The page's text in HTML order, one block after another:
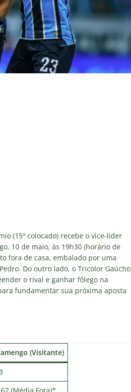
tricolor
COLUNAS
de ingressos vendidos para Fluminense x
Maracanã para o clássico contra o Vasco
Estágio 2 por ventos fortes antes de
para Moleques de Xerém
do Brasil 2026: Palpites, Odds e
a escalação do Fluminense para o
(15º colocado) recebe o vice-líder
10 de maio, às 19h30 (horário de
fora de casa, embalado por uma
Do outro lado, o Tricolor Gaúcho
o rival e ganhar fôlego na
fundamentar sua próxima aposta
(Visitante)